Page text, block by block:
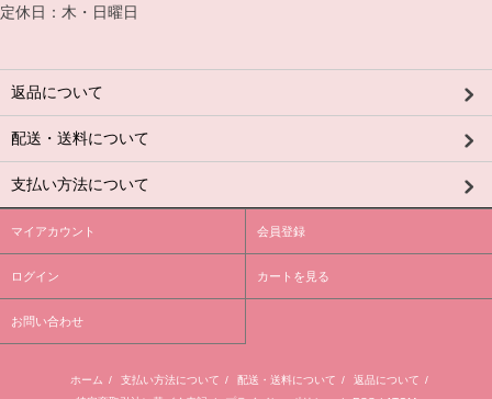
定休日：木・日曜日
返品について
配送・送料について
支払い方法について
マイアカウント 会員登録
ログイン カートを見る
お問い合わせ
ホーム / 支払い方法について / 配送・送料について / 返品について /